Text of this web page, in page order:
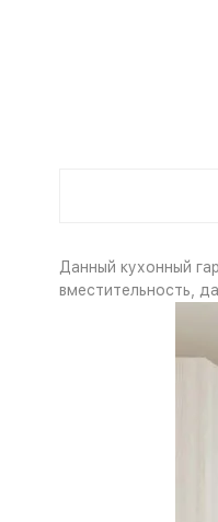
Данный кухонный
вместительность,